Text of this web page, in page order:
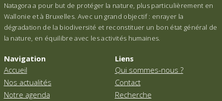
Natagora a pour but de protéger la nature, plus particulièrement en
Wallonie et à Bruxelles. Avec un grand objectif : enrayer la
dégradation de la biodiversité et reconstituer un bon état général de
la nature, en équilibre avec les activités humaines.
Navigation
Accueil
Nos actualités
Notre agenda
Liens
Qui sommes-nous ?
Contact
Recherche